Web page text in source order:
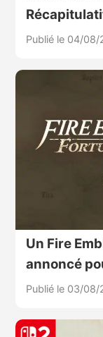
Publié le 04/08/
Un Fire
annoncé
Publié le 03/08/